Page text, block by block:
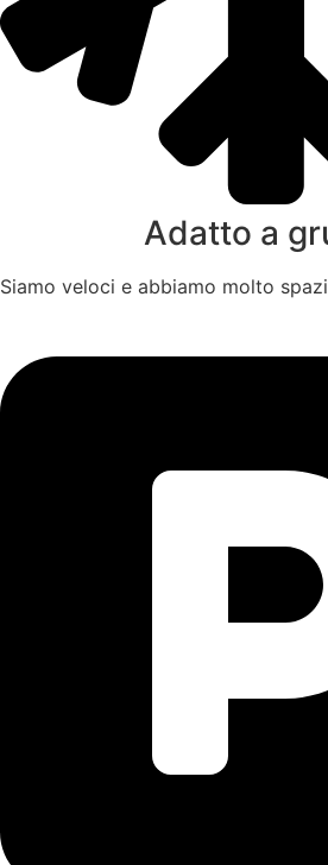
Adatto a
Siamo veloci e abbiamo molto